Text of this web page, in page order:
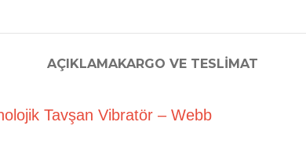
AÇIKLAMAKARGO VE TESLIMAT
Tavşan Vibratör – Webb